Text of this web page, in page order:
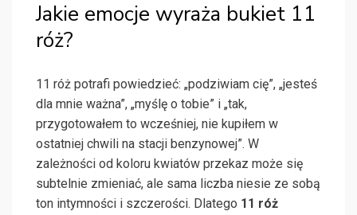
Jakie emocje wyraża bukiet 11
róż?
11 róż potrafi powiedzieć: „podziwiam cię”, „jesteś
dla mnie ważna”, „myślę o tobie” i „tak,
przygotowałem to wcześniej, nie kupiłem w
ostatniej chwili na stacji benzynowej”. W
zależności od koloru kwiatów przekaz może się
subtelnie zmieniać, ale sama liczba niesie ze sobą
ton intymności i szczerości. Dlatego 11 róż